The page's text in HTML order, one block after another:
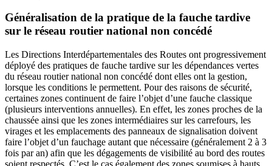
Généralisation de la pratique de la fauche tardive
sur le réseau routier national non concédé
Les Directions Interdépartementales des Routes ont progressivement
déployé des pratiques de fauche tardive sur les dépendances vertes
du réseau routier national non concédé dont elles ont la gestion,
lorsque les conditions le permettent. Pour des raisons de sécurité,
certaines zones continuent de faire l’objet d’une fauche classique
(plusieurs interventions annuelles). En effet, les zones proches de la
chaussée ainsi que les zones intermédiaires sur les carrefours, les
virages et les emplacements des panneaux de signalisation doivent
faire l’objet d’un fauchage autant que nécessaire (généralement 2 à 3
fois par an) afin que les dégagements de visibilité au bord des routes
soient respectés. C’est le cas également des zones soumises à hauts